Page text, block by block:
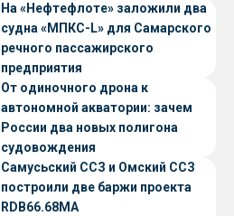
На «Нефтефлоте» заложили два
судна «МПКС-L» для Самарского
речного пассажирского
предприятия
От одиночного дрона к
автономной акватории: зачем
России два новых полигона
судовождения
Самусьский ССЗ и Омский ССЗ
построили две баржи проекта
RDB66.68МА